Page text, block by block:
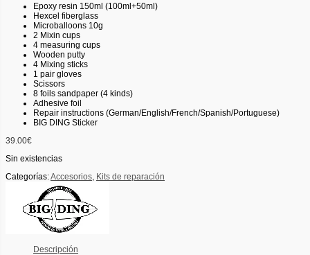
Epoxy resin 150ml (100ml+50ml)
Hexcel fiberglass
Microballoons 10g
2 Mixin cups
4 measuring cups
Wooden putty
4 Mixing sticks
1 pair gloves
Scissors
8 foils sandpaper (4 kinds)
Adhesive foil
Repair instructions (German/English/French/Spanish/Portuguese)
BIG DING Sticker
39.00€
Sin existencias
Categorías:Accesorios Kits de reparación
Descripción